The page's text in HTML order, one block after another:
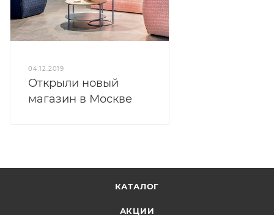
04.12.2019
Открыли новый
магазин в Москве
КАТАЛОГ
АКЦИИ